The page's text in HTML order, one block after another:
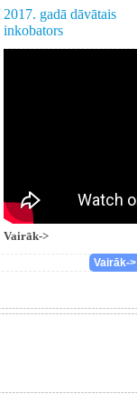
2017. gadā dāvātais
inkobators
Vairāk->
Vairāk->